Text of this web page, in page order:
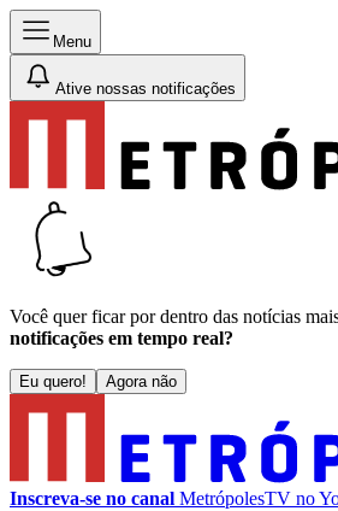
Menu
Ative nossas notificações
Você quer ficar por dentro das notícias
notificações em tempo real?
Eu quero! Agora não
Inscreva-se no canal MetrópolesTV no